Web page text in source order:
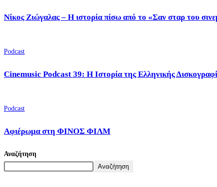
Νίκος Ζιώγαλας – Η ιστορία πίσω από το «Σαν σταρ του
Podcast
Cinemusic Podcast 39: Η Ιστορία της Ελληνικής
Podcast
Αφιέρωμα στη ΦΙΝΟΣ ΦΙΛΜ
Αναζήτηση
Αναζήτηση